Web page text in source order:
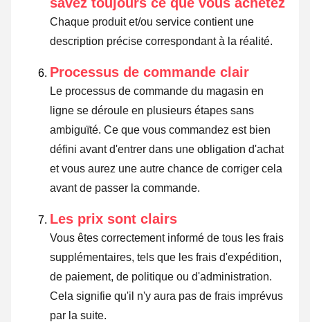
Chaque produit et/ou service contient une
description précise correspondant à la réalité.
Processus de commande clair
Le processus de commande du magasin en
ligne se déroule en plusieurs étapes sans
ambiguïté. Ce que vous commandez est bien
défini avant d'entrer dans une obligation d'achat
et vous aurez une autre chance de corriger cela
avant de passer la commande.
Les prix sont clairs
Vous êtes correctement informé de tous les frais
supplémentaires, tels que les frais d'expédition,
de paiement, de politique ou d'administration.
Cela signifie qu'il n'y aura pas de frais imprévus
par la suite.